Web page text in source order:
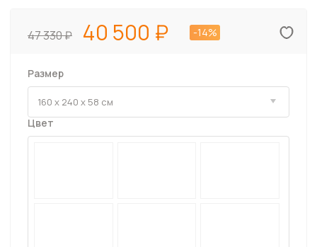
47 330 40 500 -14%
Размер
Цвет